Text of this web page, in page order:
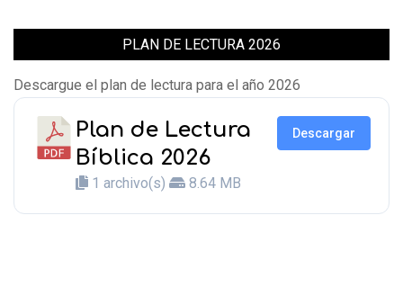
PLAN DE LECTURA 2026
Descargue el plan de lectura para el año 2026
Plan de Lectura
Bíblica 2026
1 archivo(s) 8.64 MB
Descargar